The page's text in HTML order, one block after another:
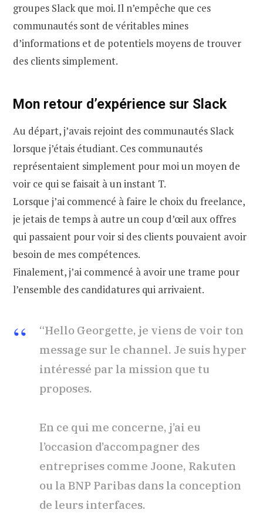
groupes Slack que moi. Il n’empêche que ces
communautés sont de véritables mines
d’informations et de potentiels moyens de trouver
des clients simplement.
Mon retour d’expérience sur Slack
Au départ, j’avais rejoint des communautés Slack
lorsque j’étais étudiant. Ces communautés
représentaient simplement pour moi un moyen de
voir ce qui se faisait à un instant T.
Lorsque j’ai commencé à faire le choix du freelance,
je jetais de temps à autre un coup d’œil aux offres
qui passaient pour voir si des clients pouvaient avoir
besoin de mes compétences.
Finalement, j’ai commencé à avoir une trame pour
l’ensemble des candidatures qui arrivaient.
“Hello Georgette, je viens de voir ton
message sur le channel. Je suis hyper
intéressé par la mission que tu
proposes.
En ce qui me concerne, j’ai eu
l’occasion d’accompagner des
entreprises comme Joone, Rakuten
ou la BNP Paribas dans la conception
de leurs interfaces.